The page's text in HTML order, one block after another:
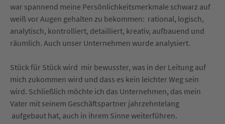
war spannend meine Persönlichkeitsmerkmale schwarz auf
weiß vor Augen gehalten zu bekommen: rational, logisch,
analytisch, kontrolliert, detailliert, kreativ, aufbauend und
räumlich. Auch unser Unternehmen wurde analysiert.
Stück für Stück wird mir bewusster, was in der Leitung auf
mich zukommen wird und dass es kein leichter Weg sein
wird. Schließlich möchte ich das Unternehmen, das mein
Vater mit seinem Geschäftspartner jahrzehntelang
aufgebaut hat, auch in ihrem Sinne weiterführen.